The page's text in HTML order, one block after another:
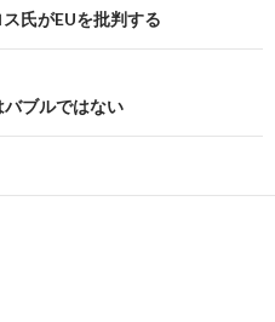
氏がEUを批判する
ブルではない